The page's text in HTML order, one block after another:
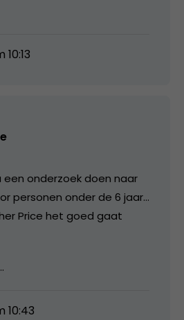
een onderzoek doen naar
personen onder de 6 jaar…
Price het goed gaat
10:43